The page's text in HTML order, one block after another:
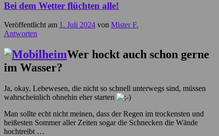
Bei dem Wetter flüchten alle!
Veröffentlicht am 1. Juli 2024 von Mister F.
Antworten
Wer hockt auch schon gerne
im Wasser?
Ja, okay, Lebewesen, die nicht so schnell unterwegs sind, müssen
wahrscheinlich ohnehin eher starten
Man sollte echt nicht meinen, dass der Regen im trockensten und
heißesten Sommer aller Zeiten sogar die Schnecken die Wände
hochtreibt …